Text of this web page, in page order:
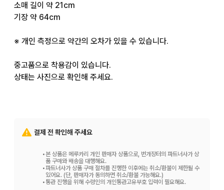
소매 길이 약 21cm
기장 약 64cm
※ 개인 측정으로 약간의 오차가 있을 수 있습니다.
중고품으로 착용감이 있습니다.
상태는 사진으로 확인해 주세요.
#TAKEOKIKUCHI
#다케오 키쿠치
#프린트티셔츠
결제 전 확인해 주세요
•본 상품은 메루카리 개인 판매자 상품으로, 번개장터의 파트너사가 상
품 구매와 배송을 대행해요.
•파트너사가 상품 구매 절차를 진행한 이후에는 취소/환불이 제한될 수
있어요. (단, 판매자가 동의하면 취소/환불 가능해요.)
•통관 진행을 위해 수령인의 개인통관고유부호 입력이 필요해요.